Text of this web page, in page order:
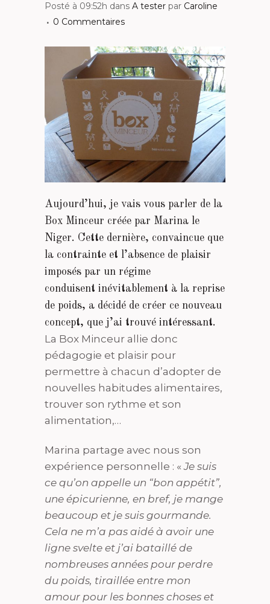
Posté à 09:52h dans A tester par Caroline
0 Commentaires
Aujourd’hui, je vais vous parler de la
Box Minceur créée par Marina le
Niger. Cette dernière, convaincue que
la contrainte et l’absence de plaisir
imposés par un régime
conduisent inévitablement à la reprise
de poids, a décidé de créer ce nouveau
concept, que j’ai trouvé intéressant.
La Box Minceur allie donc
pédagogie et plaisir pour
permettre à chacun d’adopter de
nouvelles habitudes alimentaires,
trouver son rythme et son
alimentation,…
Marina partage avec nous son
expérience personnelle : «Je suis
ce qu’on appelle un “bon appétit”,
une épicurienne, en bref, je mange
beaucoup et je suis gourmande.
Cela ne m’a pas aidé à avoir une
ligne svelte et j’ai bataillé de
nombreuses années pour perdre
du poids, tiraillée entre mon
amour pour les bonnes choses et